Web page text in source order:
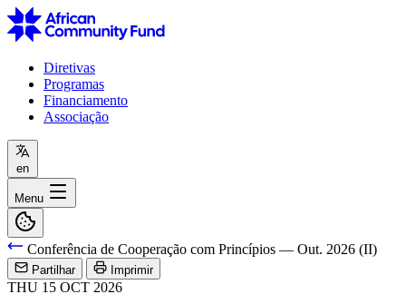
Diretivas
Programas
Financiamento
Associação
en
Menu
Conferência de Cooperação com Princípios — Out. 2026 (II)
Partilhar Imprimir
THU 15 OCT 2026